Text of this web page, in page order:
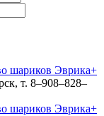
т. 8–908–828–